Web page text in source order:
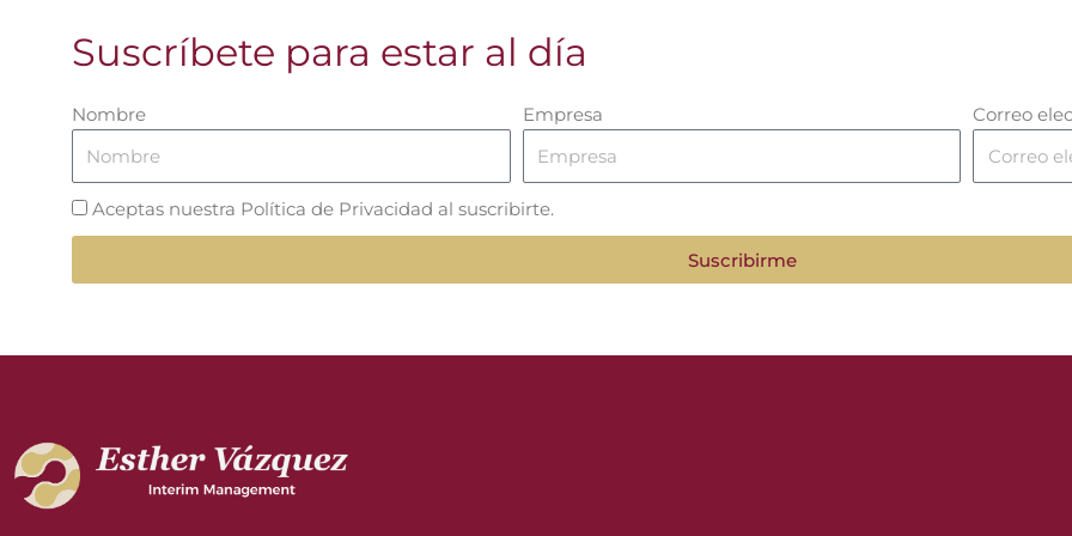
Suscríbete para estar al día
Nombre Empresa Correo
Aceptas nuestra Política de Privacidad al suscribirte.
Suscribirme